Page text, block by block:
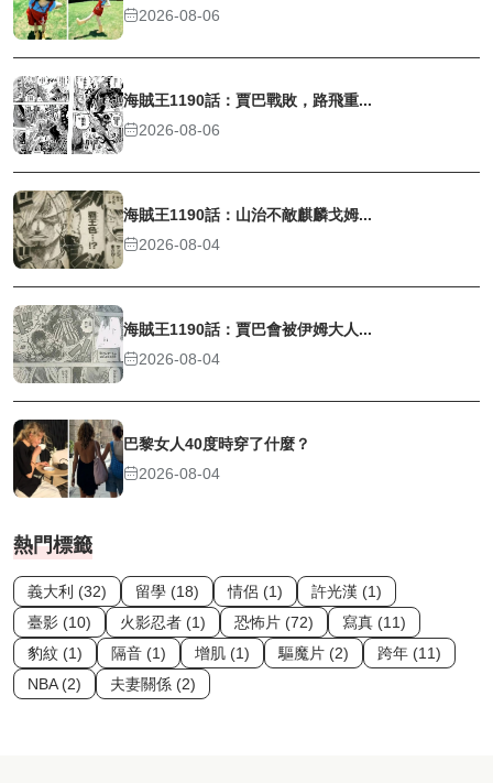
2026-08-06
海賊王1190話：賈巴戰敗，路飛重...
2026-08-06
海賊王1190話：山治不敵麒麟戈姆...
2026-08-04
海賊王1190話：賈巴會被伊姆大人...
2026-08-04
巴黎女人40度時穿了什麼？
2026-08-04
熱門標籤
義大利 (32) 留學 (18) 情侶 (1)
許光漢 (1)
臺影 (10)
火影忍者 (1) 恐怖片 (72)
寫真 (11)
豹紋 (1)
隔音 (1) 增肌 (1) 驅魔片 (2)
跨年 (11)
NBA (2)
夫妻關係 (2)